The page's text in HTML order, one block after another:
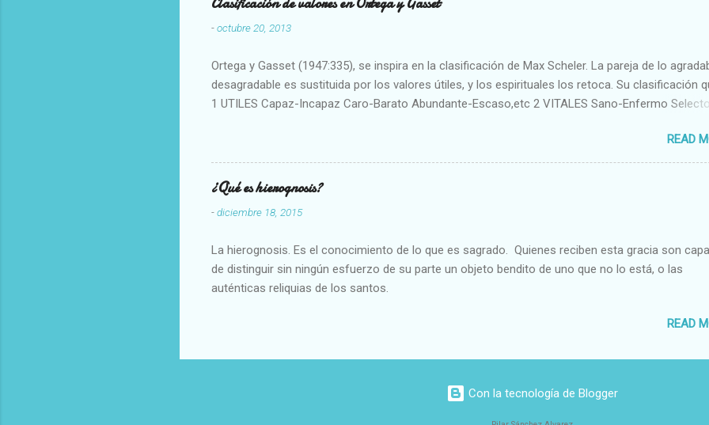
-octubre 20, 2013
Ortega y Gasset (1947:335), se inspira en la clasificación de Max Scheler. La pareja de lo
desagradable es sustituida por los valores útiles, y los espirituales los retoca. Su clasificación
1 UTILES Capaz-Incapaz Caro-Barato Abundante-Escaso,etc 2 VITALES Sano-Enfermo
Aproximado Evidente-Probable,etc b) Morales Bueno-malo Bondadoso-malvado Justo-Injusto
Escrupuloso-Relajado Leal-Desleal,etc. d) Estéticos Bello-Feo Gracioso-Tosco Elegante-
Armonioso-Inarmonioso 4 RELIGIOSOS Santo-Pr...
READ
¿Qué es hierognosis?
-diciembre 18, 2015
La hierognosis. Es el conocimiento de lo que es sagrado. Quienes reciben esta gracia son
de distinguir sin ningún esfuerzo de su parte un objeto bendito de uno que no lo está, o las
auténticas reliquias de los santos.
READ
Con la tecnología de Blogger